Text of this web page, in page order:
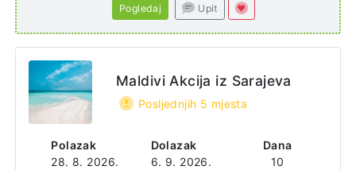
Pogledaj Upit
Polazak
28. 8. 2026.
Dolazak
6. 9. 2026.
Dana
10
Maldivi Akcija iz Sarajeva
Posljednjih 5 mjesta